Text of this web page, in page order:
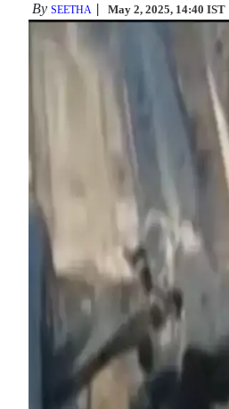
By SEETHA May 2, 2025, 14:40 IST